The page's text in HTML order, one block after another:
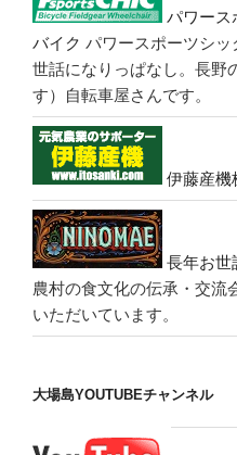
パワー
バイク パワースポーツシ
世話になりっぱなし。長野
す）自転車屋さんです。
伊藤産機
長年お世
農村の食文化の伝承・交流
いただいています。
大場島YOUTUBEチャンネル